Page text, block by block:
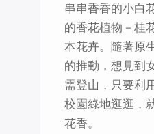
串串香香的小白
的香花植物－桂
本花卉。隨著原
的推動，想見到
需登山，只要利
校園綠地逛逛，
花香。